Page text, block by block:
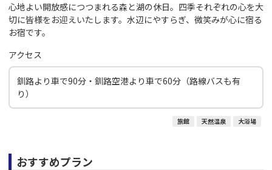
心地よい開放感につつまれる森と湖の休日。四季それぞれの心を大
切に皆様をお迎えいたします。水辺にやすらぎ、微笑みが心に宿る
お宿です。
アクセス
釧路より車で90分・釧路空港より車で60分（路線バスも有
り）
旅館 天然温泉 大浴場
おすすめプラン